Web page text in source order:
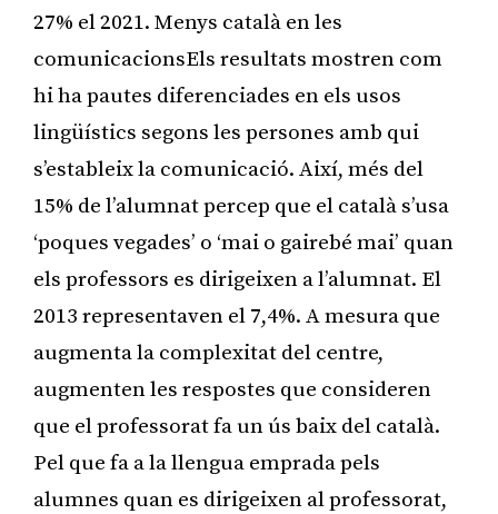
27% el 2021. Menys català en les
comunicacionsEls resultats mostren com
hi ha pautes diferenciades en els usos
lingüístics segons les persones amb qui
s’estableix la comunicació. Així, més del
15% de l’alumnat percep que el català s’usa
‘poques vegades’ o ‘mai o gairebé mai’ quan
els professors es dirigeixen a l’alumnat. El
2013 representaven el 7,4%. A mesura que
augmenta la complexitat del centre,
augmenten les respostes que consideren
que el professorat fa un ús baix del català.
Pel que fa a la llengua emprada pels
alumnes quan es dirigeixen al professorat,